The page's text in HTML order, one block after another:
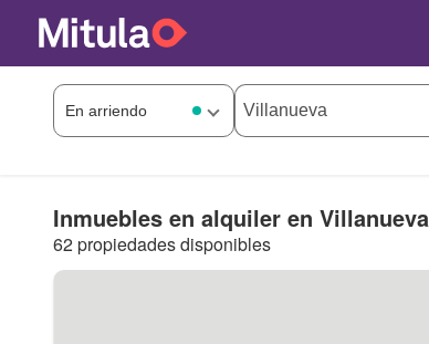
Inmuebles en alquiler en Villanueva
62 propiedades disponibles